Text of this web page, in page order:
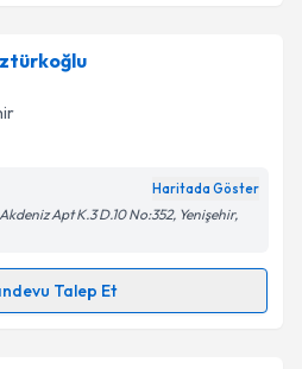
için randevu takvimi talebi
randevu almanız için bir
e-posta ile bilgilendireceğiz.
işlenmesine ilişkinAydınlatma
ve kişisel verilerimin belirtilen
kabul ediyorum.
Haritada Göster
Apt K.3 D.10 No:352, Yenişehir,
Talep Et
Talebi